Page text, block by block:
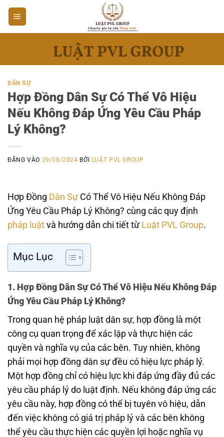
Bỏ
qua
nội
DÂN SỰ
Hợp Đồng Dân Sự Có Thể Vô Hiệu
Nếu Không Đáp Ứng Yêu Cầu Pháp
Lý Không?
ĐĂNG VÀO 29/08/2024 BỞI LUẬT PVL GROUP
Hợp Đồng Dân SựCó Thể Vô Hiệu Nếu Không Đáp
Ứng Yêu Cầu Pháp Lý Không? cùng các quy định
pháp luật và hướng dẫn chi tiết từLuật PVL Group.
Mục Lục
1. Hợp Đồng Dân Sự Có Thể Vô Hiệu Nếu Không Đáp
Ứng Yêu Cầu Pháp Lý Không?
Trong quan hệ pháp luật dân sự, hợp đồng là một
công cụ quan trọng để xác lập và thực hiện các
quyền và nghĩa vụ của các bên. Tuy nhiên, không
phải mọi hợp đồng dân sự đều có hiệu lực pháp lý.
Một hợp đồng chỉ có hiệu lực khi đáp ứng đầy đủ các
yêu cầu pháp lý do luật định. Nếu không đáp ứng các
yêu cầu này, hợp đồng có thể bị tuyên vô hiệu, dẫn
đến việc không có giá trị pháp lý và các bên không
thể yêu cầu thực hiện các quyền lợi hoặc nghĩa vụ